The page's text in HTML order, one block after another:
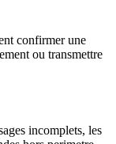
confirmer une
ou transmettre
incomplets, les